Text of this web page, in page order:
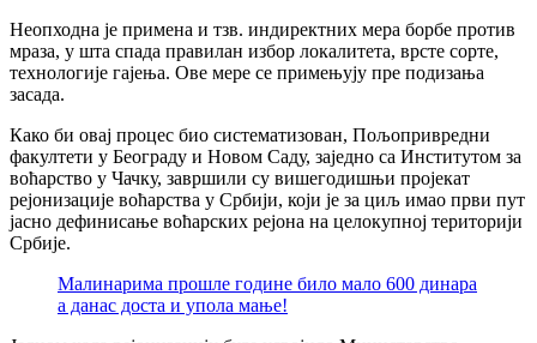
Неопходна је примена и тзв. индиректних мера борбе против
мраза, у шта спада правилан избор локалитета, врсте сорте,
технологије гајења. Ове мере се примењују пре подизања
засада.
Како би овај процес био систематизован, Пољопривредни
факултети у Београду и Новом Саду, заједно са Институтом за
воћарство у Чачку, завршили су вишегодишњи пројекат
рејонизације воћарства у Србији, који је за циљ имао први пут
јасно дефинисање воћарских рејона на целокупној територији
Србије.
Малинарима прошле године било мало 600 динара
а данас доста и упола мање!